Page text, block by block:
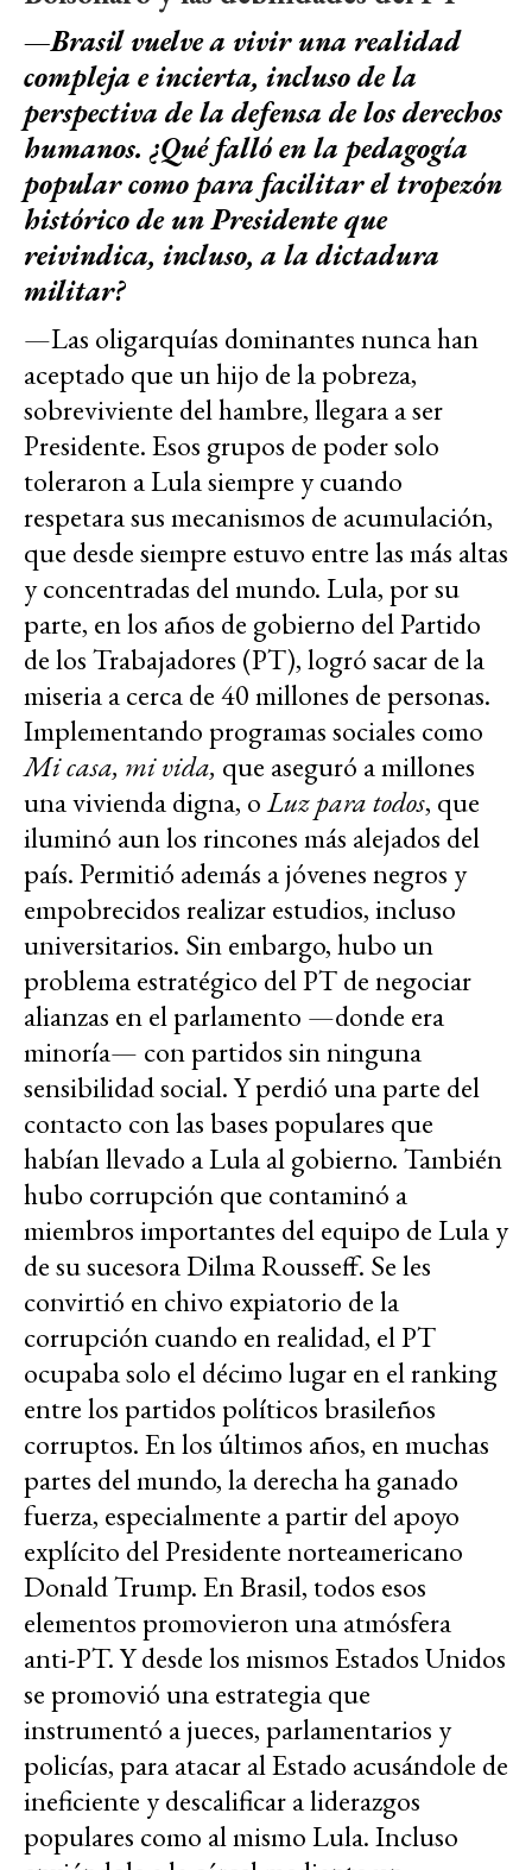
—Brasil vuelve a vivir una realidad
compleja e incierta, incluso de la
perspectiva de la defensa de los derechos
humanos. ¿Qué falló en la pedagogía
popular como para facilitar el tropezón
histórico de un Presidente que
reivindica, incluso, a la dictadura
militar?
—Las oligarquías dominantes nunca han
aceptado que un hijo de la pobreza,
sobreviviente del hambre, llegara a ser
Presidente. Esos grupos de poder solo
toleraron a Lula siempre y cuando
respetara sus mecanismos de acumulación,
que desde siempre estuvo entre las más altas
y concentradas del mundo. Lula, por su
parte, en los años de gobierno del Partido
de los Trabajadores (PT), logró sacar de la
miseria a cerca de 40 millones de personas.
Implementando programas sociales como
Mi casa, mi vida, que aseguró a millones
una vivienda digna, oLuz para todos, que
iluminó aun los rincones más alejados del
país. Permitió además a jóvenes negros y
empobrecidos realizar estudios, incluso
universitarios. Sin embargo, hubo un
problema estratégico del PT de negociar
alianzas en el parlamento —donde era
minoría— con partidos sin ninguna
sensibilidad social. Y perdió una parte del
contacto con las bases populares que
habían llevado a Lula al gobierno. También
hubo corrupción que contaminó a
miembros importantes del equipo de Lula y
de su sucesora Dilma Rousseff. Se les
convirtió en chivo expiatorio de la
corrupción cuando en realidad, el PT
ocupaba solo el décimo lugar en el ranking
entre los partidos políticos brasileños
corruptos. En los últimos años, en muchas
partes del mundo, la derecha ha ganado
fuerza, especialmente a partir del apoyo
explícito del Presidente norteamericano
Donald Trump. En Brasil, todos esos
elementos promovieron una atmósfera
anti-PT. Y desde los mismos Estados Unidos
se promovió una estrategia que
instrumentó a jueces, parlamentarios y
policías, para atacar al Estado acusándole de
ineficiente y descalificar a liderazgos
populares como al mismo Lula. Incluso